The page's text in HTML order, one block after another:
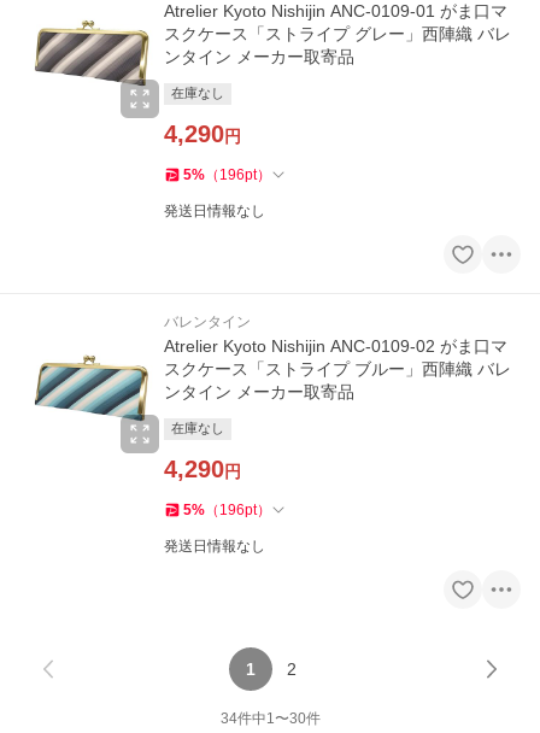
Atrelier Kyoto Nishijin ANC-0109-01 がま口マ
スクケース「ストライプ グレー」西陣織 バレ
ンタイン メーカー取寄品
在庫なし
4,290円
5% （ 196pt）
発送日情報なし
バレンタイン
Atrelier Kyoto Nishijin ANC-0109-02 がま口マ
スクケース「ストライプ ブルー」西陣織 バレ
ンタイン メーカー取寄品
在庫なし
4,290円
5% （ 196pt）
発送日情報なし
1 2
34件中1〜30件